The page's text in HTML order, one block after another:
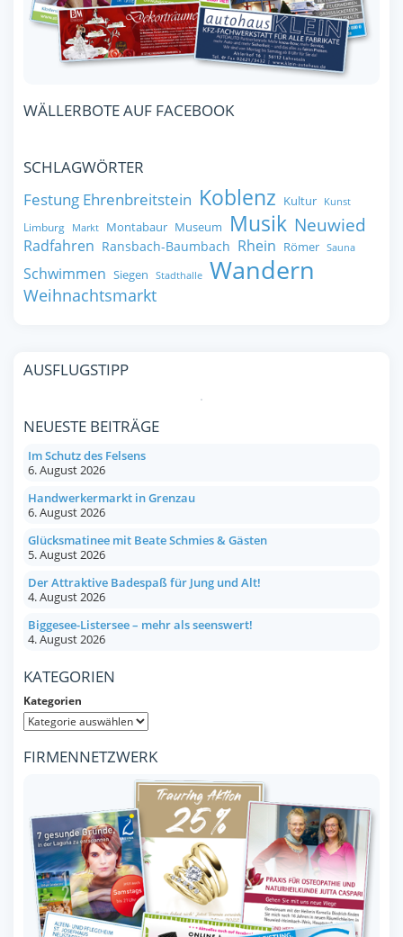
WÄLLERBOTE AUF FACEBOOK
SCHLAGWÖRTER
Festung Ehrenbreitstein Koblenz Kultur Kunst
Limburg Markt Montabaur Museum Musik Neuwied
Radfahren Ransbach-Baumbach Rhein Römer Sauna
Schwimmen Siegen Stadthalle Wandern
Weihnachtsmarkt
AUSFLUGSTIPP
NEUESTE BEITRÄGE
Im Schutz des Felsens
6. August 2026
Handwerkermarkt in Grenzau
6. August 2026
Glücksmatinee mit Beate Schmies & Gästen
5. August 2026
Der Attraktive Badespaß für Jung und Alt!
4. August 2026
Biggesee-Listersee – mehr als seenswert!
4. August 2026
KATEGORIEN
Kategorien
FIRMENNETZWERK